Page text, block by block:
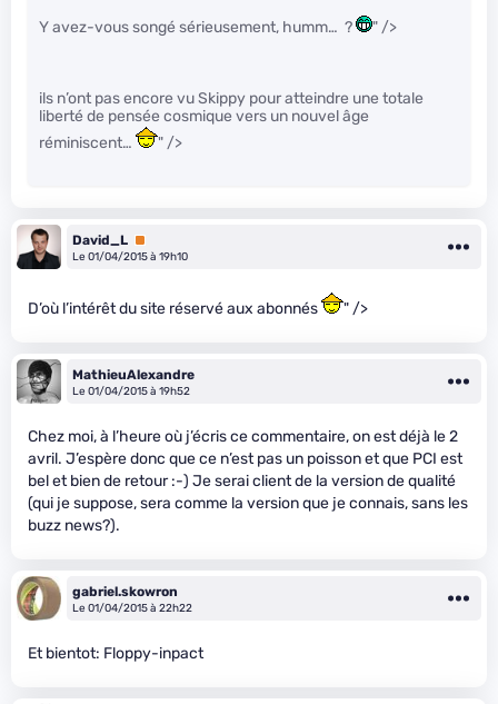
Y avez-vous songé sérieusement, humm… ? " />
ils n’ont pas encore vu Skippy pour atteindre une totale
liberté de pensée cosmique vers un nouvel âge
réminiscent…
" />
David_L Premium
Le 01/04/2015 à 19h10
D’où l’intérêt du site réservé aux abonnés " />
MathieuAlexandre
Le 01/04/2015 à 19h52
Chez moi, à l’heure où j’écris ce commentaire, on est déjà le 2
avril. J’espère donc que ce n’est pas un poisson et que PCI est
bel et bien de retour :-) Je serai client de la version de qualité
(qui je suppose, sera comme la version que je connais, sans les
buzz news?).
gabriel.skowron
Le 01/04/2015 à 22h22
Et bientot: Floppy-inpact